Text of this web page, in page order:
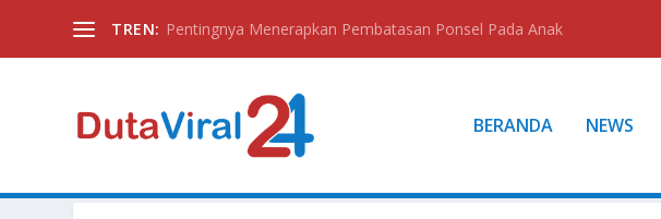
TREN: Pentingnya Menerapkan Pembatasan Ponsel Pada Anak
BERANDA NEWS